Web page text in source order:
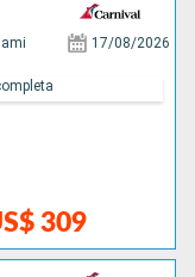
17/08/2026
309